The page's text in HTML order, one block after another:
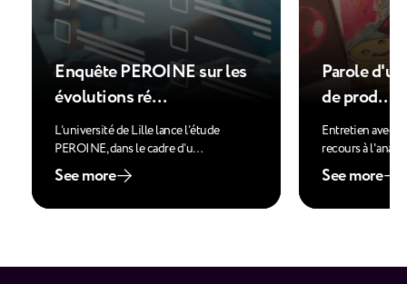
Enquête PEROINE sur les
évolutions ré…
L’université de Lille lance l’étude
PEROINE, dans le cadre d’u…
See more
Parole
de prod…
Entretien avec
recours à
See more